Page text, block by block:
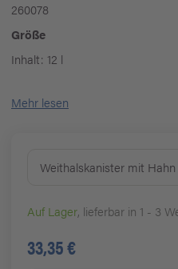
260078
Größe
Inhalt: 12 l
Mehr lesen
Weithalskanister mit Hahn
Auf Lager, lieferbar in 1 - 3
33,35 €